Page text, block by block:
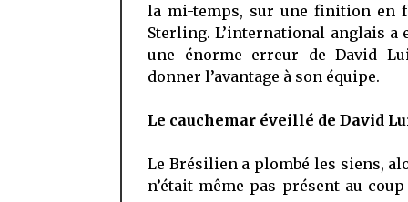
la mi-temps, sur une finition en
Sterling. L’international anglais a
une énorme erreur de David
donner l’avantage à son équipe.
Le cauchemar éveillé de David
Le Brésilien a plombé les siens,
n’était même pas présent au coup